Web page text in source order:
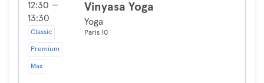
12:30 —
13:30
Classic
Premium
Max
Vinyasa Yoga
Yoga
Paris 10